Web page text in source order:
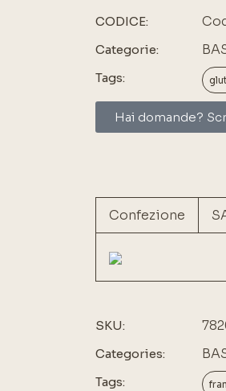
CODICE:
Categorie:
Tags:
Hai domande?
Confezione
SKU:
Categories:
Tags: